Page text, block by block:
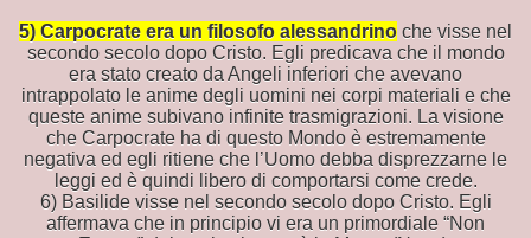
5) Carpocrate era un filosofo alessandrino che visse nel
secondo secolo dopo Cristo. Egli predicava che il mondo
era stato creato da Angeli inferiori che avevano
intrappolato le anime degli uomini nei corpi materiali e che
queste anime subivano infinite trasmigrazioni. La visione
che Carpocrate ha di questo Mondo è estremamente
negativa ed egli ritiene che l’Uomo debba disprezzarne le
leggi ed è quindi libero di comportarsi come crede.
6) Basilide visse nel secondo secolo dopo Cristo. Egli
affermava che in principio vi era un primordiale “Non
e raffronti con la BIBBIA